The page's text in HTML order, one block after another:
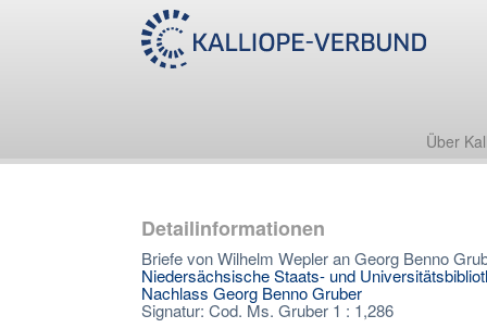
Über
Detailinformationen
Briefe von Wilhelm Wepler an Georg Benno
Niedersächsische Staats- und
Nachlass Georg Benno Gruber
Signatur: Cod. Ms. Gruber 1 : 1,286